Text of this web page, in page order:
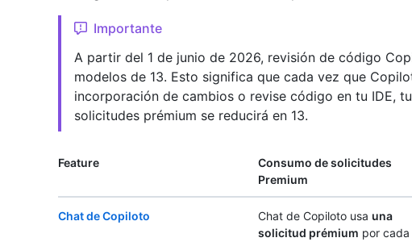
Importante
A partir del 1 de junio de 2026, revisión de código
modelos de 13. Esto significa que cada vez que
incorporación de cambios o revise código en tu IDE,
solicitudes prémium se reducirá en 13.
Feature
Consumo de solicitudes
Premium
Chat de Copiloto Chat de Copiloto usa una
solicitud prémium por cada